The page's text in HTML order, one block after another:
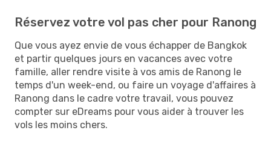
Réservez votre vol pas cher pour Ranong
Que vous ayez envie de vous échapper de Bangkok
et partir quelques jours en vacances avec votre
famille, aller rendre visite à vos amis de Ranong le
temps d'un week-end, ou faire un voyage d'affaires à
Ranong dans le cadre votre travail, vous pouvez
compter sur eDreams pour vous aider à trouver les
vols les moins chers.